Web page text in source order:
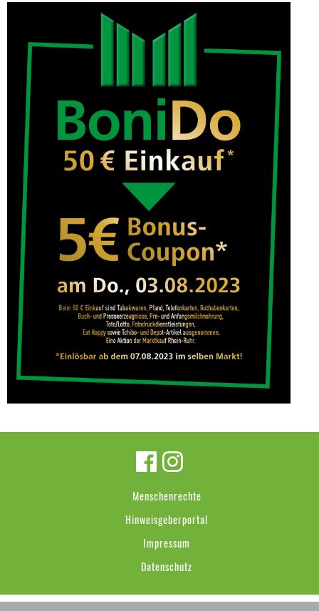
Menschenrechte
Hinweisgeberportal
Impressum
Datenschutz